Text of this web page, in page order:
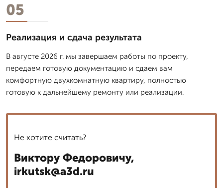
05
Реализация и сдача результата
В августе 2026 г. мы завершаем работы по проекту,
передаем готовую документацию и сдаем вам
комфортную двухкомнатную квартиру, полностью
готовую к дальнейшему ремонту или реализации.
Не хотите считать?
Виктору Федоровичу,
irkutsk@a3d.ru